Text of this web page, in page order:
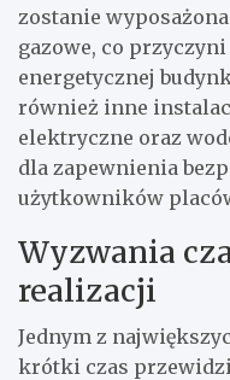
zostanie
gazowe, co
energetycznej
również inne
elektryczne oraz
dla zapewnienia
użytkowników
Wyzwania
realizacji
Jednym z
krótki czas